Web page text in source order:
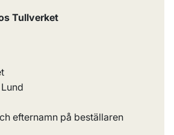
Tullverket
efternamn på beställaren